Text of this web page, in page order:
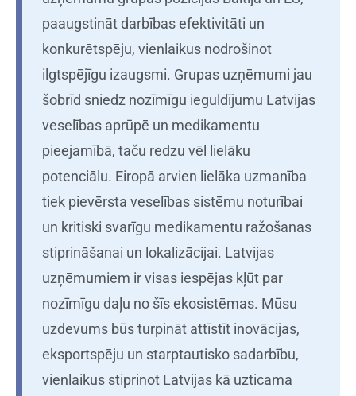
paaugstināt darbības efektivitāti un
konkurētspēju, vienlaikus nodrošinot
ilgtspējīgu izaugsmi. Grupas uzņēmumi jau
šobrīd sniedz nozīmīgu ieguldījumu Latvijas
veselības aprūpē un medikamentu
pieejamībā, taču redzu vēl lielāku
potenciālu. Eiropā arvien lielāka uzmanība
tiek pievērsta veselības sistēmu noturībai
un kritiski svarīgu medikamentu ražošanas
stiprināšanai un lokalizācijai. Latvijas
uzņēmumiem ir visas iespējas kļūt par
nozīmīgu daļu no šīs ekosistēmas. Mūsu
uzdevums būs turpināt attīstīt inovācijas,
eksportspēju un starptautisko sadarbību,
vienlaikus stiprinot Latvijas kā uzticama